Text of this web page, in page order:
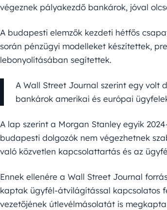
végeznek pályakezdő bankárok, jóval
A budapesti elemzők kezdeti hétfős
során pénzügyi modelleket készítettek,
lebonyolításában segítettek.
A Wall Street Journal szerint egy volt
bankárok amerikai és európai
A lap szerint a Morgan Stanley egyik
budapesti dolgozók nem végezhetnek
való közvetlen kapcsolattartás és az
Ennek ellenére a Wall Street Journal
kaptak ügyfél-átvilágítással kapcsolatos
vezetőjének útlevélmásolatát is